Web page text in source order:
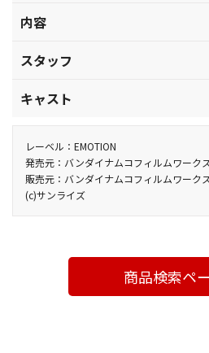
品番
BCBE-4922
税込価格(10%)
￥7,700
税抜価格
カラー／確／212分／Disc1：80分＋
(ｽﾃﾚｵ)／片面2層×2枚／16：9(ｽｸｲｰｽﾞ)
紡がれる新たなる物語!!
内容
た「ガンダム00 Festival 10
【収録内容】
・プロローグ：イオリア計画の全貌
・第1章：生きている意味
・第2章：それでも火種は燻って
・第3章：刹那が築いた道筋に
・第6章：新生ソレスタル・ビーイン
■LIVE／THE BACK HORN 「閉ざさ
■マイスタートーク（昼・夜公演収録
スタッフ
キャスト
刹那・Ｆ・セイエイ：宮野真守／ロ
眞一郎／アレルヤ・ハプティズム：吉
デ：神谷浩史／グラハム・エーカー
ード：入野自由
レーベル：EMOTION
発売元：バンダイナムコフィルムワークス
販売元：バンダイナムコフィルムワークス
(c)サンライズ
商品検索ペ